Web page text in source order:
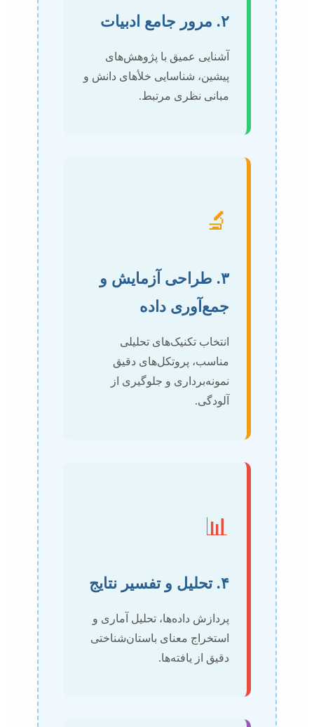
۲. مرور جامع ادبیات
آشنایی عمیق با پژوهش‌های
پیشین، شناسایی خلأهای دانش و
مبانی نظری مرتبط.
🔬
۳. طراحی آزمایش و
جمع‌آوری داده
انتخاب تکنیک‌های تحلیلی
مناسب، پروتکل‌های دقیق
نمونه‌برداری و جلوگیری از
آلودگی.
📊
۴. تحلیل و تفسیر نتایج
پردازش داده‌ها، تحلیل آماری و
استخراج معنای باستان‌شناختی
دقیق از یافته‌ها.